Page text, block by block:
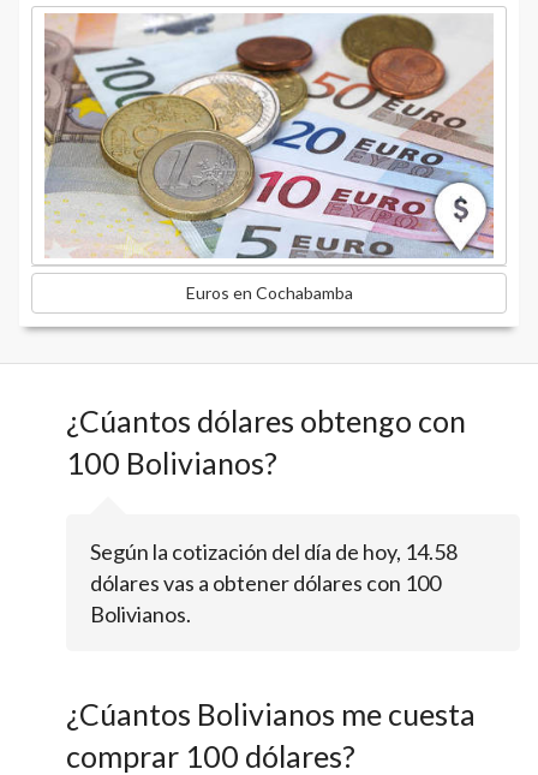
Euros en Cochabamba
¿Cúantos dólares obtengo con
100 Bolivianos?
Según la cotización del día de hoy, 14.58
dólares vas a obtener dólares con 100
Bolivianos.
¿Cúantos Bolivianos me cuesta
comprar 100 dólares?